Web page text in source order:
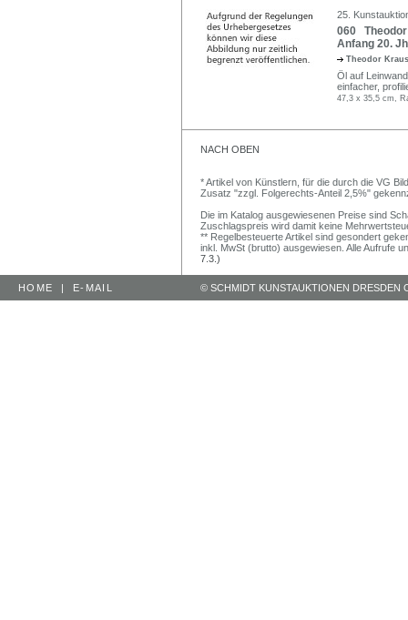
25.
060 Theodor
Anfang 20.
Theodor
Öl auf
einfacher,
47,3 x 35,5 cm,
NACH OBEN
* Artikel von Künstlern, für die durch die VG
Zusatz "zzgl. Folgerechts-Anteil 2,5%"
Die im Katalog ausgewiesenen Preise sind
Zuschlagspreis wird damit keine
** Regelbesteuerte Artikel sind gesondert
inkl. MwSt (brutto) ausgewiesen. Alle Aufrufe
7.3.)
HOME | E-MAIL © SCHMIDT KUNSTAUKTIONEN DRESDEN